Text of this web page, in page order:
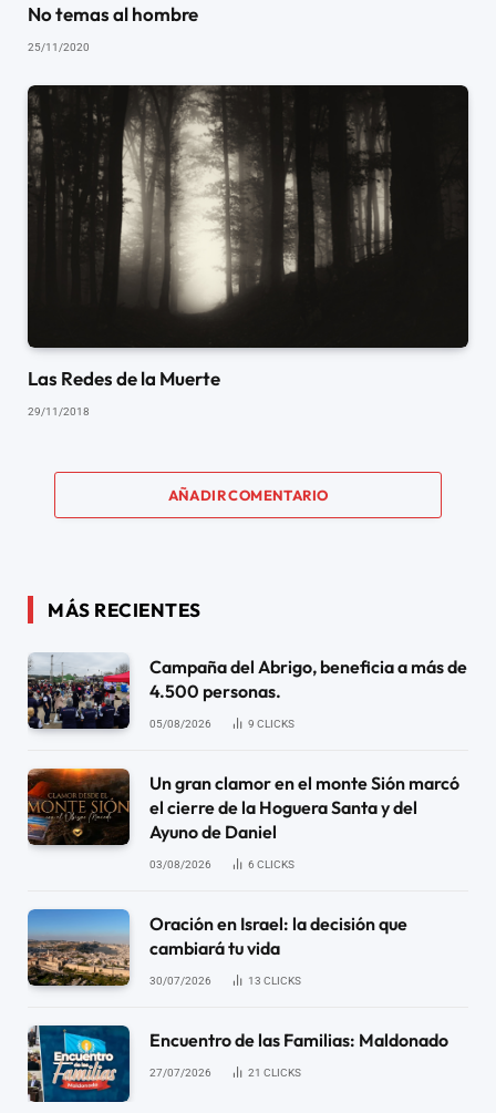
No temas al hombre
25/11/2020
Las Redes de la Muerte
29/11/2018
AÑADIR COMENTARIO
MÁS RECIENTES
Campaña del Abrigo, beneficia a más de
4.500 personas.
05/08/2026 9 CLICKS
Un gran clamor en el monte Sión marcó
el cierre de la Hoguera Santa y del
Ayuno de Daniel
03/08/2026 6 CLICKS
Oración en Israel: la decisión que
cambiará tu vida
30/07/2026 13 CLICKS
Encuentro de las Familias: Maldonado
27/07/2026 21 CLICKS